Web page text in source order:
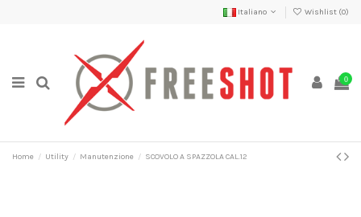
Italiano Wishlist (0)
0
Home Utility Manutenzione SCOVOLO A SPAZZOLA CAL.12